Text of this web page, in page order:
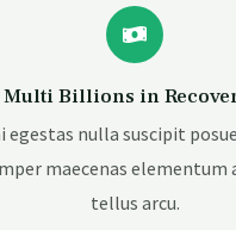
Multi Billions in
egestas nulla suscipit
maecenas elementum
tellus arcu.